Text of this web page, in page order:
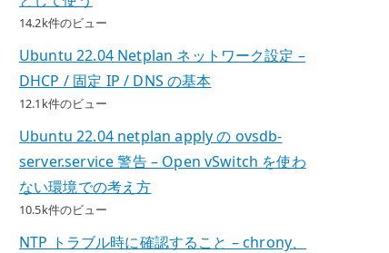
14.2k件のビュー
Ubuntu 22.04 Netplan ネットワーク設定 –
DHCP / 固定 IP / DNS の基本
12.1k件のビュー
Ubuntu 22.04 netplan apply の ovsdb-
server.service 警告 – Open vSwitch を使わ
ない環境での考え方
10.5k件のビュー
NTP トラブル時に確認すること – chrony、